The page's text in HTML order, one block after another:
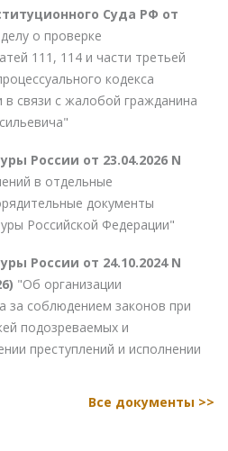
Суда РФ от
о проверке
111, 114 и части третьей
кодекса
в связи с жалобой гражданина
России от 23.04.2026 N
в отдельные
документы
Российской Федерации"
России от 24.10.2024 N
"Об организации
за соблюдением законов при
подозреваемых и
преступлений и исполнении
Все документы >>